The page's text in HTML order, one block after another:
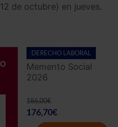
de octubre) en jueves.
DERECHO LABORAL
Memento Social
2026
186,00€
176,70€